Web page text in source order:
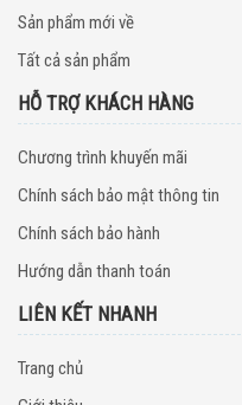
Sản phẩm mới về
Tất cả sản phẩm
HỖ TRỢ KHÁCH HÀNG
Chương trình khuyến mãi
Chính sách bảo mật thông tin
Chính sách bảo hành
Hướng dẫn thanh toán
LIÊN KẾT NHANH
Trang chủ